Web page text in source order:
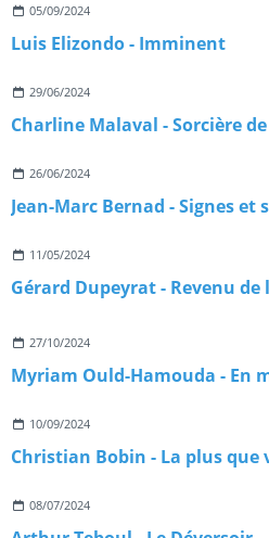
05/09/2024
Luis Elizondo - Imminent
29/06/2024
Charline Malaval - Sorcière
26/06/2024
Jean-Marc Bernad - Signes
11/05/2024
Gérard Dupeyrat - Revenu
27/10/2024
Myriam Ould-Hamouda - En
10/09/2024
Christian Bobin - La plus que
08/07/2024